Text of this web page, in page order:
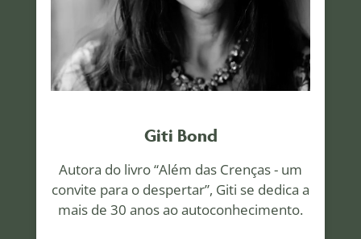
Giti Bond
Autora do livro “Além das Crenças - um
convite para o despertar”, Giti se dedica a
mais de 30 anos ao autoconhecimento.